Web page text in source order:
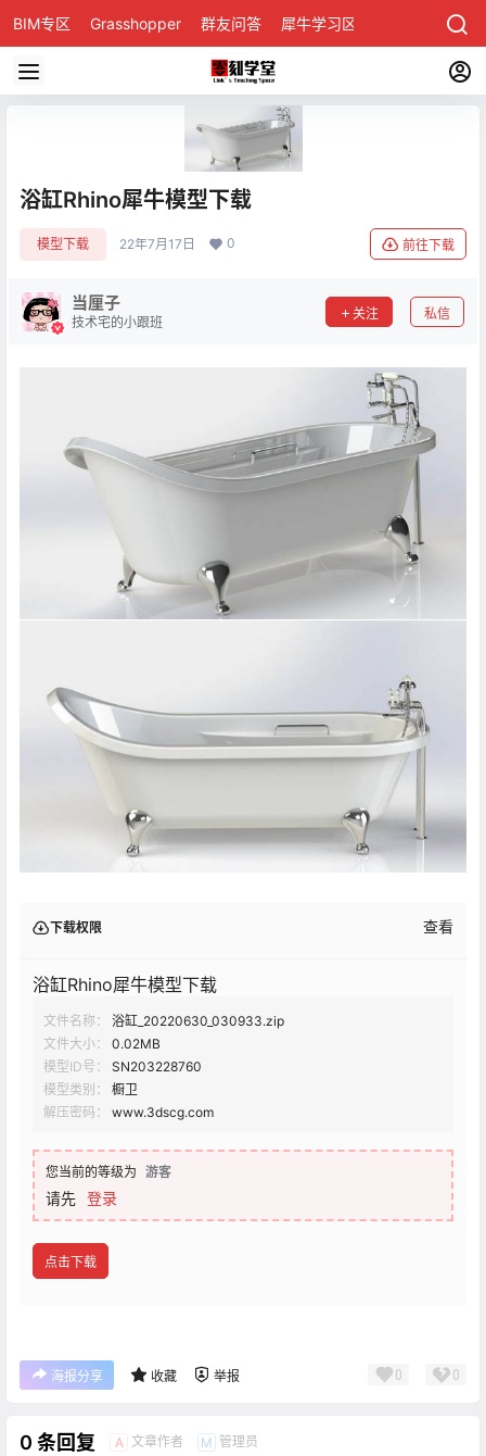
BIM专区 Grasshopper 群友问答 犀牛学习区
浴缸Rhino犀牛模型下载
模型下载 22年7月17日 0 前往下载
当厘子
技术宅的小跟班
关注 私信
下载权限 查看
浴缸Rhino犀牛模型下载
文件名称：
浴缸_20220630_030933.zip
文件大小：
0.02MB
模型ID号：
SN203228760
模型类别：
橱卫
解压密码：
www.3dscg.com
您当前的等级为 游客
请先 登录
点击下载
海报分享 收藏 举报 0 0
0 条回复 A 文章作者 M 管理员